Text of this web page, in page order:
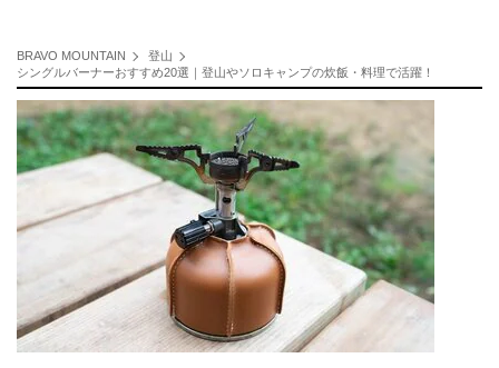
BRAVO MOUNTAIN
登山
シングルバーナーおすすめ20選｜登山やソロキャンプの炊飯・料理で活躍！